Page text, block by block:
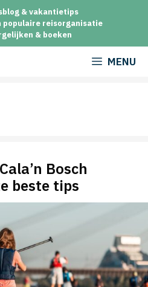
& vakantietips
populaire reisorganisatie
& boeken
MENU
Bosch
beste tips